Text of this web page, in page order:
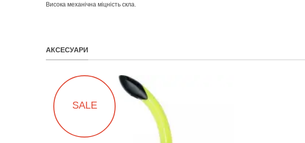
Висока механічна міцність скла.
АКСЕСУАРИ
SALE